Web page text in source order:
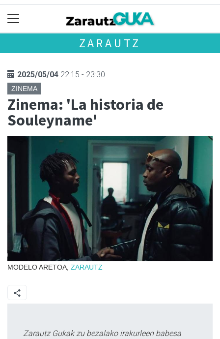
ZARAUTZ
2025/05/04 22:15 - 23:30
ZINEMA
Zinema: 'La historia de
Souleyname'
MODELO ARETOA, ZARAUTZ
Zarautz Gukak zu bezalako irakurleen babesa